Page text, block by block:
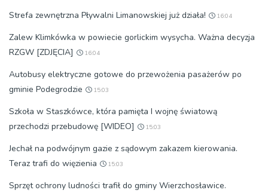
Strefa zewnętrzna Pływalni Limanowskiej już działa! 16:04
Zalew Klimkówka w powiecie gorlickim wysycha. Ważna decyzja
RZGW [ZDJĘCIA]
16:04
Autobusy elektryczne gotowe do przewożenia pasażerów po
gminie Podegrodzie
15:03
Szkoła w Staszkówce, która pamięta I wojnę światową
przechodzi przebudowę [WIDEO]
15:03
Jechał na podwójnym gazie z sądowym zakazem kierowania.
Teraz trafi do więzienia
15:03
Sprzęt ochrony ludności trafił do gminy Wierzchosławice.